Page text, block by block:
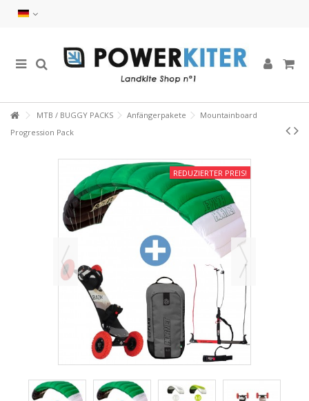
MTB / BUGGY PACKS Anfängerpakete
Mountainboard
Progression Pack
REDUZIERTER PREIS!